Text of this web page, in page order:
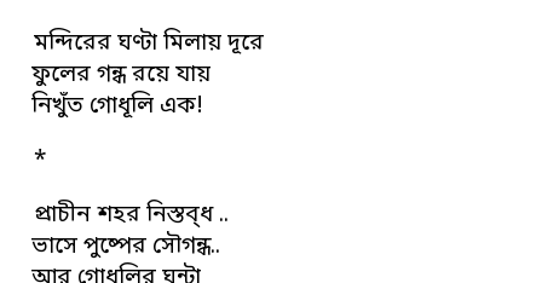
মন্দিরের ঘণ্টা মিলায় দূরে
ফুলের গন্ধ রয়ে যায়
নিখুঁত গোধূলি এক!
*
প্রাচীন শহর নিস্তব্ধ ..
ভাসে পুষ্পের সৌগন্ধ..